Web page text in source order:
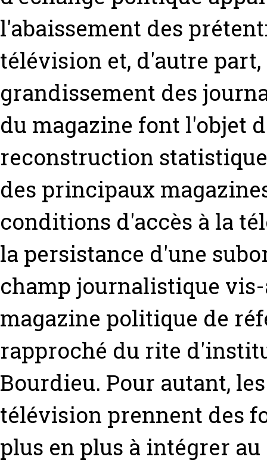
l'abaissement des
télévision et, d'autre
grandissement des
du magazine font l'objet
reconstruction
des principaux
conditions d'accès à la
la persistance d'une
champ journalistique
magazine politique de
rapproché du rite
Bourdieu. Pour autant,
télévision prennent des
plus en plus à intégrer